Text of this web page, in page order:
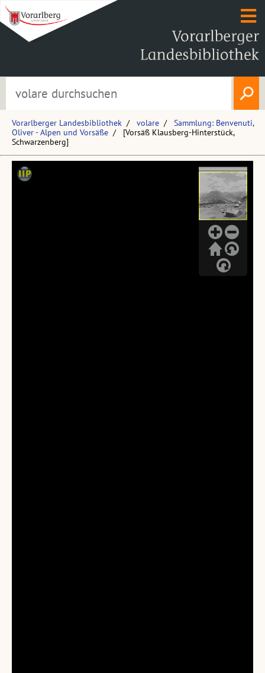
Vorarlberger Landesbibliothek volare
Sammlung: Benvenuti,
Oliver - Alpen und Vorsäße
[Vorsäß Klausberg-Hinterstück,
Schwarzenberg]